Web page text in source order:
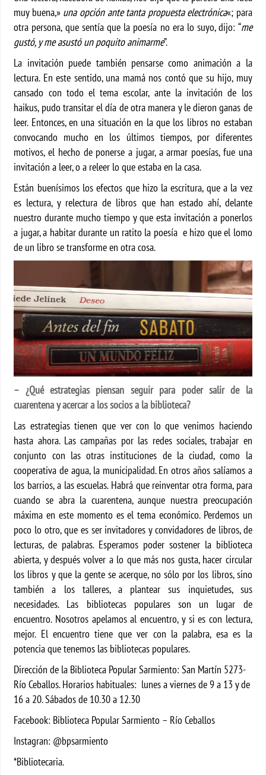
muy buena,»una opción ante tanta propuesta electrónica«; para
otra persona, que sentía que la poesía no era lo suyo, dijo: “me
gustó, y me asustó un poquito animarme”.
La invitación puede también pensarse como animación a la
lectura. En este sentido, una mamá nos contó que su hijo, muy
cansado con todo el tema escolar, ante la invitación de los
haikus, pudo transitar el día de otra manera y le dieron ganas de
leer. Entonces, en una situación en la que los libros no estaban
convocando mucho en los últimos tiempos, por diferentes
motivos, el hecho de ponerse a jugar, a armar poesías, fue una
invitación a leer, o a releer lo que estaba en la casa.
Están buenísimos los efectos que hizo la escritura, que a la vez
es lectura, y relectura de libros que han estado ahí, delante
nuestro durante mucho tiempo y que esta invitación a ponerlos
a jugar, a habitar durante un ratito la poesía e hizo que el lomo
de un libro se transforme en otra cosa.
– ¿Qué estrategias piensan seguir para poder salir de la
cuarentena y acercar a los socios a la biblioteca?
Las estrategias tienen que ver con lo que venimos haciendo
hasta ahora. Las campañas por las redes sociales, trabajar en
conjunto con las otras instituciones de la ciudad, como la
cooperativa de agua, la municipalidad. En otros años salíamos a
los barrios, a las escuelas. Habrá que reinventar otra forma, para
cuando se abra la cuarentena, aunque nuestra preocupación
máxima en este momento es el tema económico. Perdemos un
poco lo otro, que es ser invitadores y convidadores de libros, de
lecturas, de palabras. Esperamos poder sostener la biblioteca
abierta, y después volver a lo que más nos gusta, hacer circular
los libros y que la gente se acerque, no sólo por los libros, sino
también a los talleres, a plantear sus inquietudes, sus
necesidades. Las bibliotecas populares son un lugar de
encuentro. Nosotros apelamos al encuentro, y si es con lectura,
mejor. El encuentro tiene que ver con la palabra, esa es la
potencia que tenemos las bibliotecas populares.
Dirección de la Biblioteca Popular Sarmiento: San Martín 5273-
Río Ceballos. Horarios habituales: lunes a viernes de 9 a 13 y de
16 a 20. Sábados de 10.30 a 12.30
Facebook: Biblioteca Popular Sarmiento – Río Ceballos
Instagran: @bpsarmiento
*Bibliotecaria.